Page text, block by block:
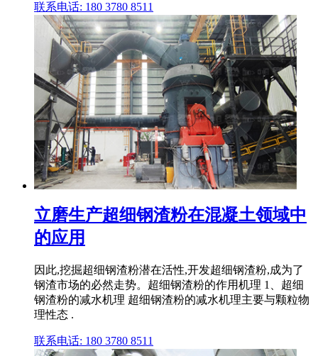
联系电话: 180 3780 8511
立磨生产超细钢渣粉在混凝土领域中
的应用
因此,挖掘超细钢渣粉潜在活性,开发超细钢渣粉,成为了
钢渣市场的必然走势。超细钢渣粉的作用机理 1、超细
钢渣粉的减水机理 超细钢渣粉的减水机理主要与颗粒物
理性态 .
联系电话: 180 3780 8511